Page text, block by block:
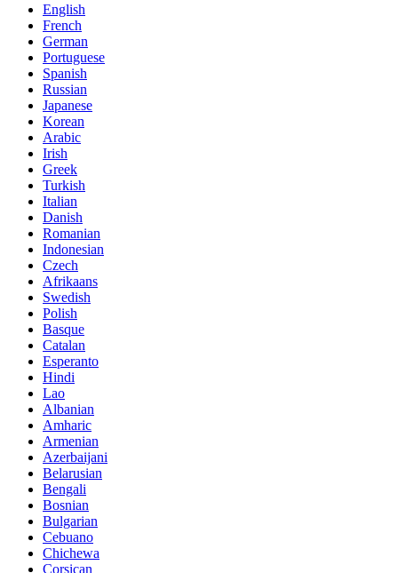
English
French
German
Portuguese
Spanish
Russian
Japanese
Korean
Arabic
Irish
Greek
Turkish
Italian
Danish
Romanian
Indonesian
Czech
Afrikaans
Swedish
Polish
Basque
Catalan
Esperanto
Hindi
Lao
Albanian
Amharic
Armenian
Azerbaijani
Belarusian
Bengali
Bosnian
Bulgarian
Cebuano
Chichewa
Corsican